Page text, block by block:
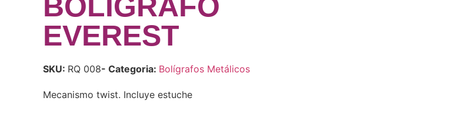
BOLÍGRAFO
EVEREST
SKU: RQ 008- Categoria: Bolígrafos Metálicos
Mecanismo twist. Incluye estuche